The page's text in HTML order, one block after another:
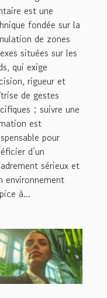
en
Suisse ?
est une
fondée sur la
de zones
situées sur les
qui exige
rigueur et
de gestes
; suivre une
est
pour
d’un
sérieux et
environnement
à...